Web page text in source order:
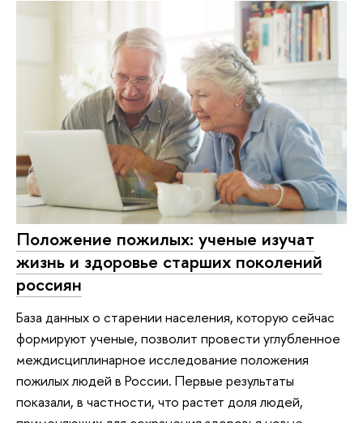
Положение пожилых: ученые изучат
жизнь и здоровье старших поколений
россиян
База данных о старении населения, которую сейчас
формируют ученые, позволит провести углубленное
междисциплинарное исследование положения
пожилых людей в России. Первые результаты
показали, в частности, что растет доля людей,